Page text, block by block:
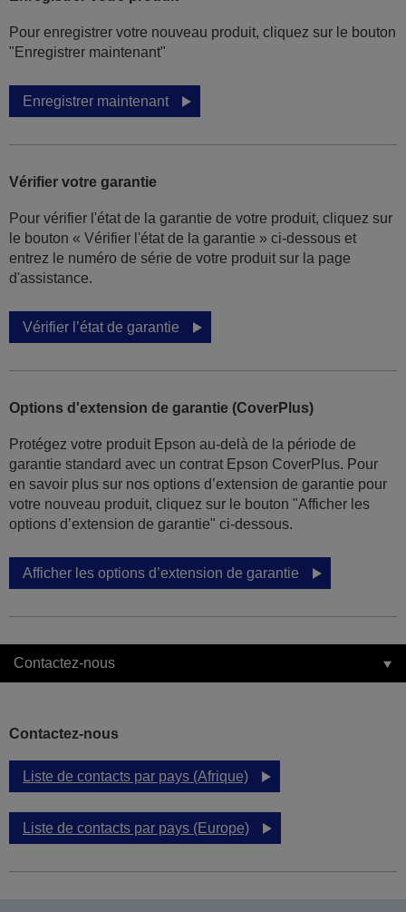
Pour enregistrer votre nouveau produit, cliquez sur le bouton
"Enregistrer maintenant"
Enregistrer maintenant
Vérifier votre garantie
Pour vérifier l'état de la garantie de votre produit, cliquez sur
le bouton « Vérifier l'état de la garantie » ci-dessous et
entrez le numéro de série de votre produit sur la page
d'assistance.
Vérifier l’état de garantie
Options d'extension de garantie (CoverPlus)
Protégez votre produit Epson au-delà de la période de
garantie standard avec un contrat Epson CoverPlus. Pour
en savoir plus sur nos options d’extension de garantie pour
votre nouveau produit, cliquez sur le bouton "Afficher les
options d’extension de garantie" ci-dessous.
Afficher les options d’extension de garantie
Contactez-nous
Contactez-nous
Liste de contacts par pays (Afrique)
Liste de contacts par pays (Europe)